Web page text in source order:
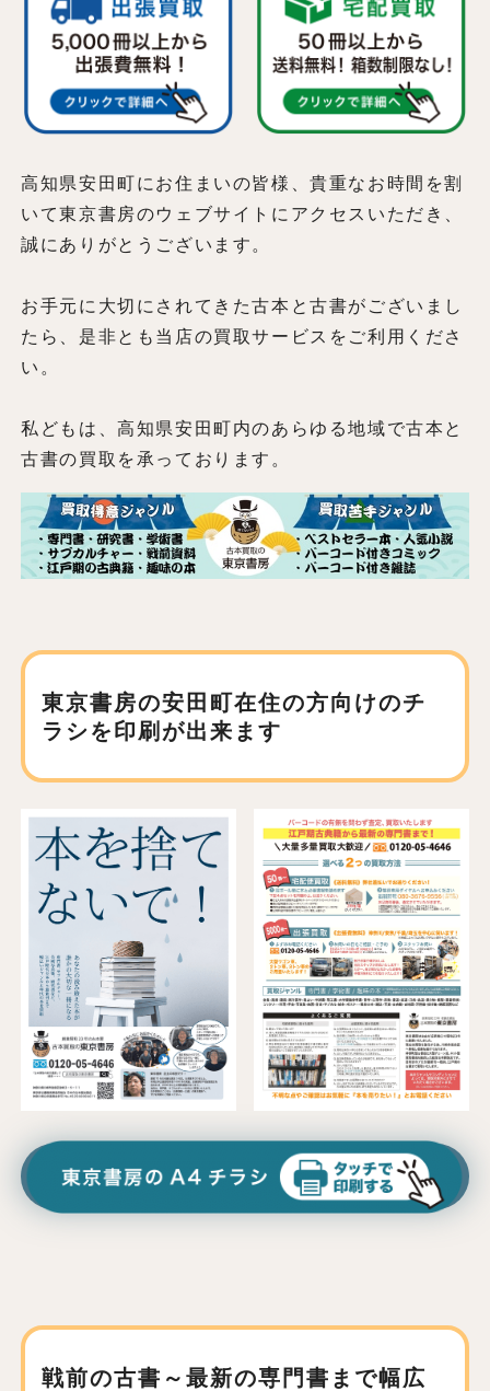
高知県安田町にお住まいの皆様、貴重なお時間を割
いて東京書房のウェブサイトにアクセスいただき、
誠にありがとうございます。
お手元に大切にされてきた古本と古書がございまし
たら、是非とも当店の買取サービスをご利用くださ
い。
私どもは、高知県安田町内のあらゆる地域で古本と
古書の買取を承っております。
東京書房の安田町在住の方向けのチ
ラシを印刷が出来ます
戦前の古書～最新の専門書まで幅広